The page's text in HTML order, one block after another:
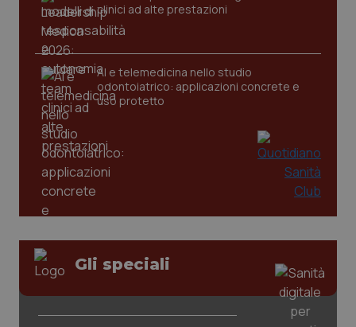
clinici ad alte prestazioni
AI e telemedicina nello studio
odontoiatrico: applicazioni concrete e
uso protetto
Gli speciali
CookieScriptConsent
CookieScript
5